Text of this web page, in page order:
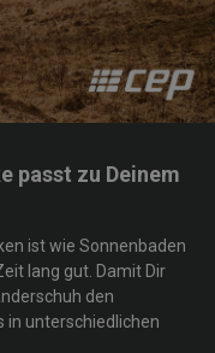
passt zu Deinem
ist wie Sonnenbaden
lang gut. Damit Dir
den
in unterschiedlichen